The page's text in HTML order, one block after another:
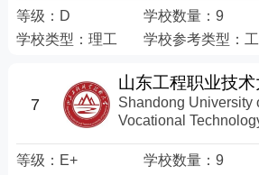
等级： D 学校数量：9
学校类型： 理工 学校参考类型：
7
山东工程职业技术
Shandong University
Vocational
等级： E+ 学校数量：9